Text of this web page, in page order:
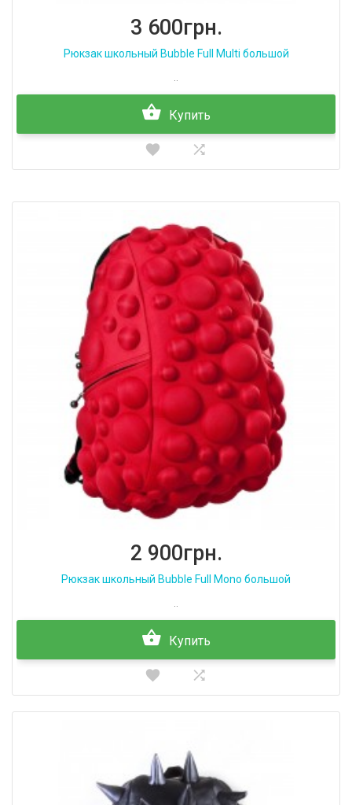
3 600грн.
Рюкзак школьный Bubble Full Multi большой
..
Купить
2 900грн.
Рюкзак школьный Bubble Full Mono большой
..
Купить